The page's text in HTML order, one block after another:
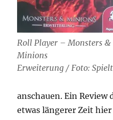
Roll Player – Monsters &
Minions
Erweiterung / Foto:
anschauen. Ein Review
etwas längerer Zeit